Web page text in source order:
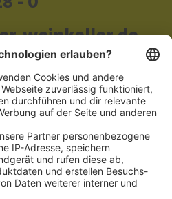
weinkeller.de